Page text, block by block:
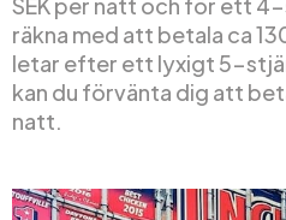
räkna med att betala ca
letar efter ett lyxigt 5-
kan du förvänta dig att
natt.